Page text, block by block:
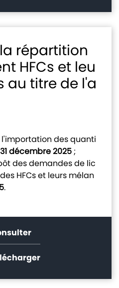
répartition
HFCs et leu
au titre de l'a
des quanti
31 décembre 2025;
des demandes de lic
HFCs et leurs mélan
.